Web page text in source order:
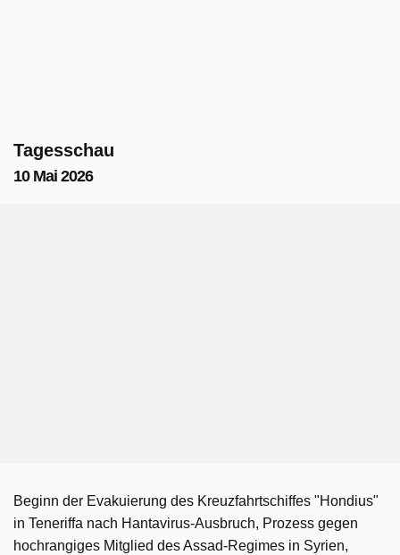
Tagesschau
10 Mai 2026
Beginn der Evakuierung des Kreuzfahrtschiffes "Hondius"
in Teneriffa nach Hantavirus-Ausbruch, Prozess gegen
hochrangiges Mitglied des Assad-Regimes in Syrien,